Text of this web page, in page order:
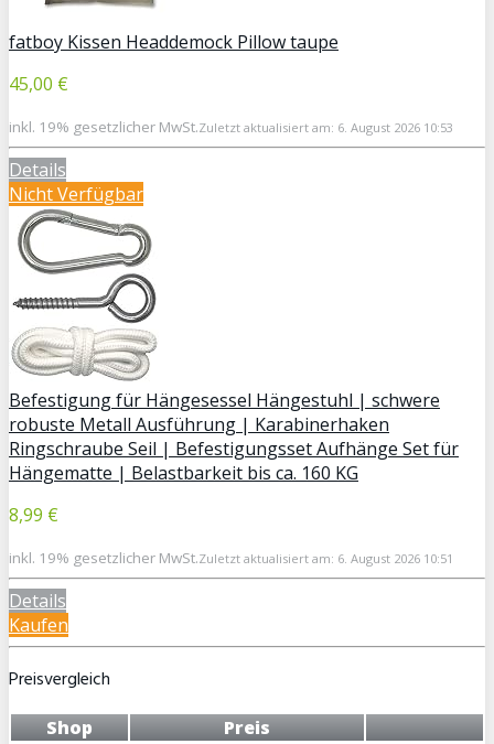
fatboy Kissen Headdemock Pillow taupe
45,00 €
inkl. 19% gesetzlicher MwSt.Zuletzt aktualisiert am: 6. August 2026 10:53
Details
Nicht Verfügbar
Befestigung für Hängesessel Hängestuhl | schwere
robuste Metall Ausführung | Karabinerhaken
Ringschraube Seil | Befestigungsset Aufhänge Set für
Hängematte | Belastbarkeit bis ca. 160 KG
8,99 €
inkl. 19% gesetzlicher MwSt.Zuletzt aktualisiert am: 6. August 2026 10:51
Details
Kaufen
Preisvergleich
Shop Preis